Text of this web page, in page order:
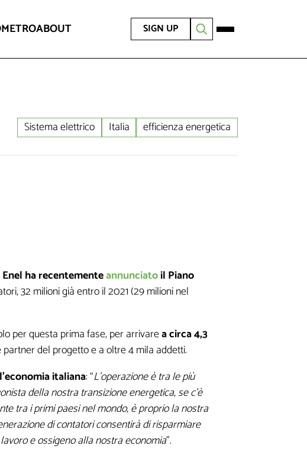
ABOUT SIGN UP
Sistema elettrico Italia efficienza energetica
Enel ha recentementeannunciatoil Piano
32 milioni già entro il 2021 (29 milioni nel
per questa prima fase, per arrivarea circa 4,3
del progetto e a oltre 4 mila addetti.
italiana: “L’operazione è tra le più
della nostra transizione energetica, se c’è
tra i primi paesi nel mondo, è proprio la nostra
di contatori consentirà di risparmiare
e ossigeno alla nostra economia”.